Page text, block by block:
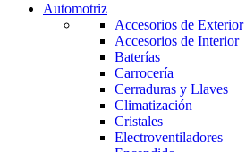
Automotriz
Accesorios de Exterior
Accesorios de Interior
Baterías
Carrocería
Cerraduras y Llaves
Climatización
Cristales
Electroventiladores